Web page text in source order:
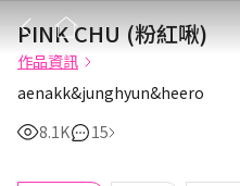
PINK CHU (粉紅啾)
作品資訊
aenakk&junghyun&heero
8.1K
15